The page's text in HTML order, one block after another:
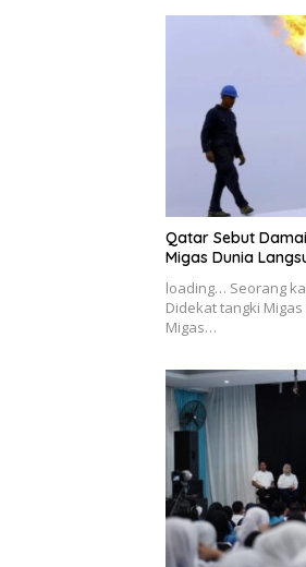
Qatar Sebut
Migas Dunia
loading… Seorang
Didekat tangki
Migas…